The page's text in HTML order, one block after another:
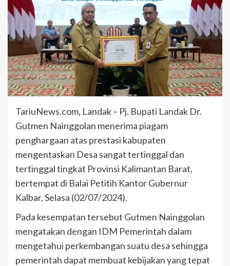
TariuNews.com, Landak – Pj. Bupati Landak Dr.
Gutmen Nainggolan menerima piagam
penghargaan atas prestasi kabupaten
mengentaskan Desa sangat tertinggal dan
tertinggal tingkat Provinsi Kalimantan Barat,
bertempat di Balai Petitih Kantor Gubernur
Kalbar, Selasa (02/07/2024).
Pada kesempatan tersebut Gutmen Nainggolan
mengatakan dengan IDM Pemerintah dalam
mengetahui perkembangan suatu desa sehingga
pemerintah dapat membuat kebijakan yang tepat